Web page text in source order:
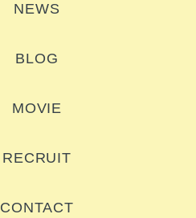
NEWS
BLOG
MOVIE
RECRUIT
CONTACT